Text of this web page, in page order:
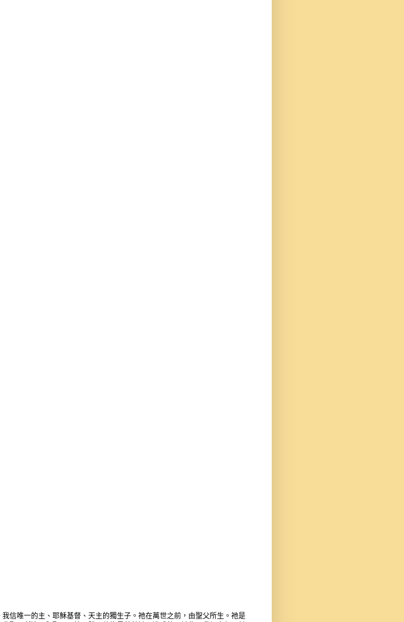
信唯一的主、耶穌基督、天主的獨生子。祂在萬世之前，由聖父所生。祂是